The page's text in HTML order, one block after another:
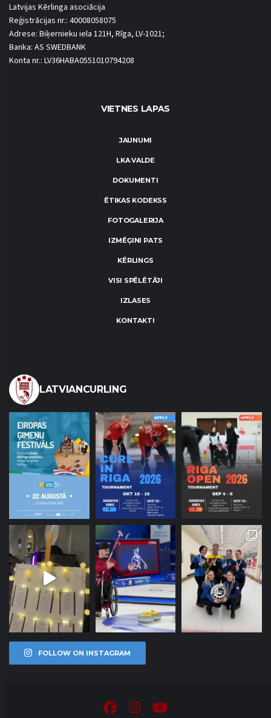
Latvijas Kērlinga asociācija
Reģistrācijas nr.: 40008058075
Adrese: Biķernieku iela 121H, Rīga, LV-1021;
Banka: AS SWEDBANK
Konta nr.: LV36HABA0551010794208
VIETNES LAPAS
JAUNUMI
LKA VALDE
DOKUMENTI
ĒTIKAS KODEKSS
FOTOGALERIJA
IZMĒĢINI PATS
KĒRLINGS
VISI SPĒLĒTĀJI
IZLASES
KONTAKTI
LATVIANCURLING
FOLLOW ON INSTAGRAM